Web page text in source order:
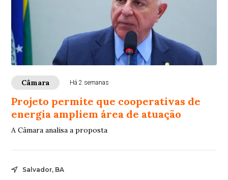
Câmara Há 2 semanas
Projeto permite que cooperativas de
energia ampliem área de atuação
A Câmara analisa a proposta
Salvador, BA